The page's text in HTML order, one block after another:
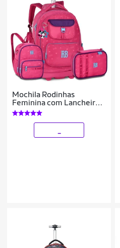
Mochila Rodinhas
Feminina com Lancheira e
Estojo Kit Escolar